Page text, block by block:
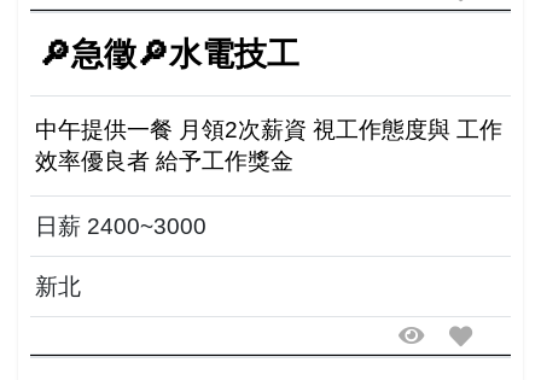
🔎急徵🔎水電技工
中午提供一餐 月領2次薪資 視工作態度與 工作
效率優良者 給予工作獎金
日薪 2400~3000
新北